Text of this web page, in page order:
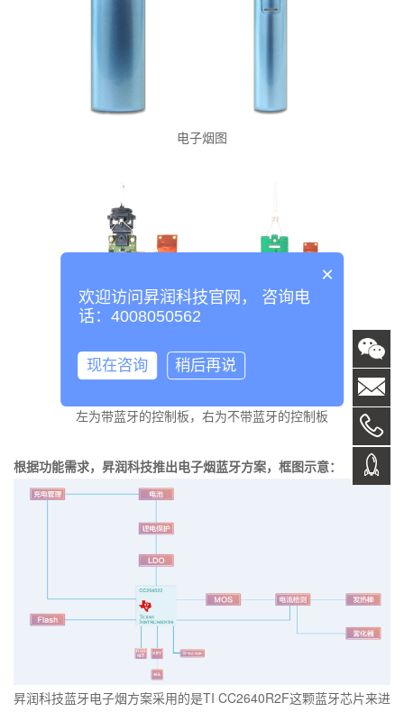
电子烟图
左为带蓝牙的控制板，右为不带蓝牙的控制板
根据功能需求，昇润科技推出电子烟蓝牙方案，框图示意：
昇润科技蓝牙电子烟方案采用的是TI CC2640R2F这颗蓝牙芯片来进
×
欢迎访问昇润科技官网， 咨询电
话：4008050562
现在咨询 稍后再说